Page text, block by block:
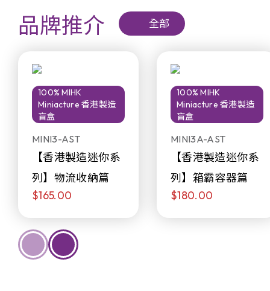
品牌推介 全部
100% MIHK
Miniacture 香港製造
盲盒
MINI3-AST
【香港製造迷你系
列】物流收納篇
$165.00
100% MIHK
Miniacture 香港製造
盲盒
MINI3A-AST
【香港製造迷你系
列】箱霸容器篇
$180.00